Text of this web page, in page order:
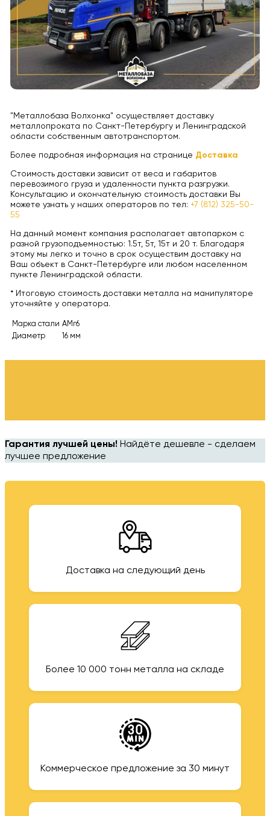
"Металлобаза Волхонка" осуществляет доставку
металлопроката по Санкт-Петербургу и Ленинградской
области собственным автотранспортом.
Более подробная информация на странице Доставка
Стоимость доставки зависит от веса и габаритов
перевозимого груза и удаленности пункта разгрузки.
Консультацию и окончательную стоимость доставки Вы
можете узнать у наших операторов по тел: +7 (812) 325-50-
55
На данный момент компания располагает автопарком с
разной грузоподъемностью: 1.5т, 5т, 15т и 20 т. Благодаря
этому мы легко и точно в срок осуществим доставку на
Ваш объект в Санкт-Петербурге или любом населенном
пункте Ленинградской области.
* Итоговую стоимость доставки металла на манипуляторе
уточняйте у оператора.
Марка стали АМг6
Диаметр
16 мм
Гарантия лучшей цены! Найдёте дешевле - сделаем
лучшее предложение
Доставка на следующий день
Более 10 000 тонн металла на складе
Коммерческое предложение за 30 минут